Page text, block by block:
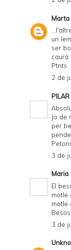
Marta
un
ser
caurà
Ptnts
2 de
PILAR
Jo de
per
3 de
Maria
El
motle
motle
Besos
3 de